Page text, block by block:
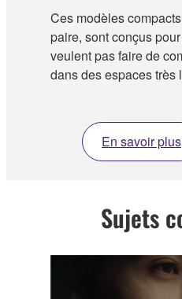
Ces modèles
paire, sont conçus
veulent pas faire de
dans des espaces très
En savoir plus
Sujets